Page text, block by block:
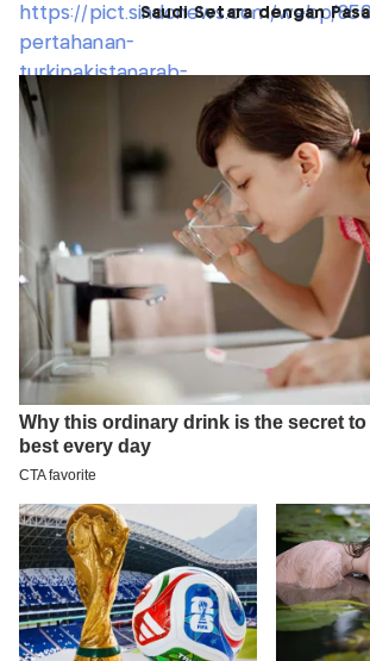
Saudi Setara dengan